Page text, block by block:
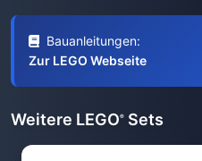
Bauanleitungen:
Zur LEGO Webseite
Weitere LEGO® Sets